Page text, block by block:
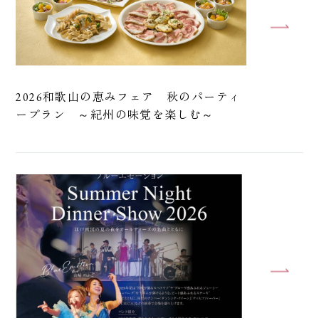
2026和歌山の恵みフェア 秋のパーティ
ープラン ～紀州の味覚を楽しむ～